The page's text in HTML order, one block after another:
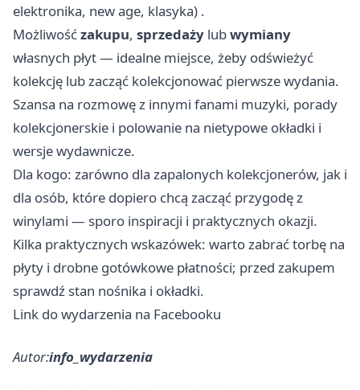
elektronika, new age, klasyka) .
Możliwośćzakupu, sprzedaży lubwymiany
własnych płyt — idealne miejsce, żeby odświeżyć
kolekcję lub zacząć kolekcjonować pierwsze wydania.
Szansa na rozmowę z innymi fanami muzyki, porady
kolekcjonerskie i polowanie na nietypowe okładki i
wersje wydawnicze.
Dla kogo: zarówno dla zapalonych kolekcjonerów, jak i
dla osób, które dopiero chcą zacząć przygodę z
winylami — sporo inspiracji i praktycznych okazji.
Kilka praktycznych wskazówek: warto zabrać torbę na
płyty i drobne gotówkowe płatności; przed zakupem
sprawdź stan nośnika i okładki.
Link do wydarzenia na Facebooku
Autor:info_wydarzenia